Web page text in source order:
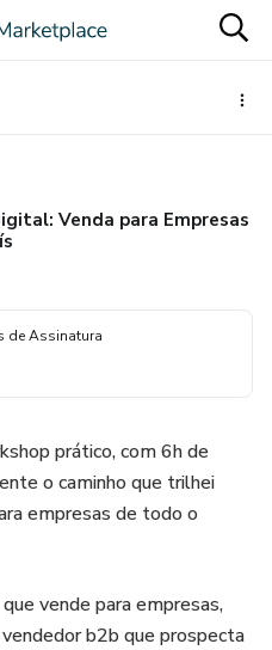
Venda para Empresas
de Assinatura
prático, com 6h de
o caminho que trilhei
empresas de todo o
vende para empresas,
b2b que prospecta